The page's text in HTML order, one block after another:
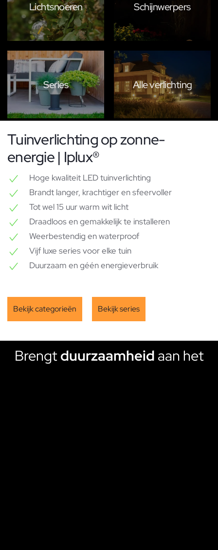
Lichtsnoeren Schijnwerpers
Series Alle verlichting
Tuinverlichting op zonne-
energie | Iplux®
Hoge kwaliteit LED tuinverlichting
Brandt langer, krachtiger en sfeervoller
Tot wel 15 uur warm wit licht
Draadloos en gemakkelijk te installeren
Weerbestendig en waterproof
Vijf luxe series voor elke tuin
Duurzaam en géén energieverbruik
Bekijk categorieën Bekijk series
Brengtduurzaamheid aan het